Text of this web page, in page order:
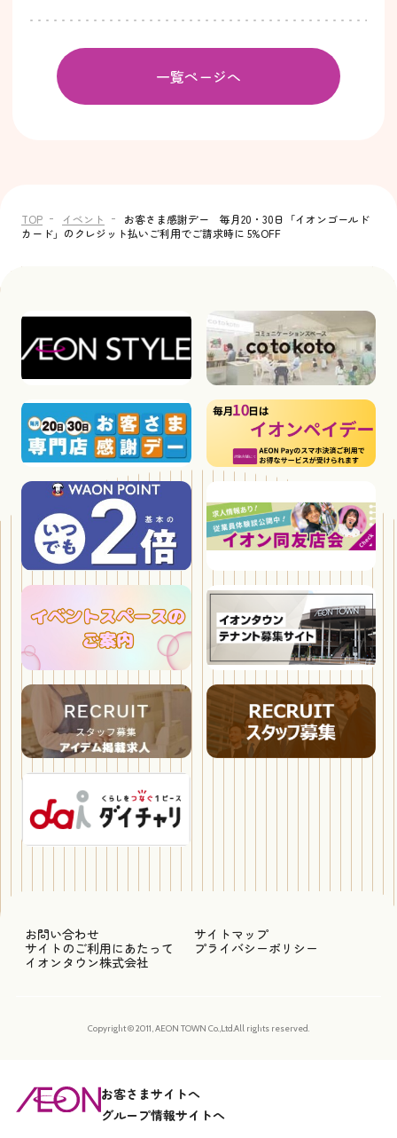
一覧ページへ
TOP イベント
お客さま感謝デー 毎月20・30日「イオンゴールド
カード」のクレジット払いご利用でご請求時に 5%OFF
お問い合わせ
サイトマップ
サイトのご利用にあたって
プライバシーポリシー
イオンタウン株式会社
Copyright © 2011, AEON TOWN Co.,Ltd.All rights reserved.
お客さまサイトへ
グループ情報サイトへ